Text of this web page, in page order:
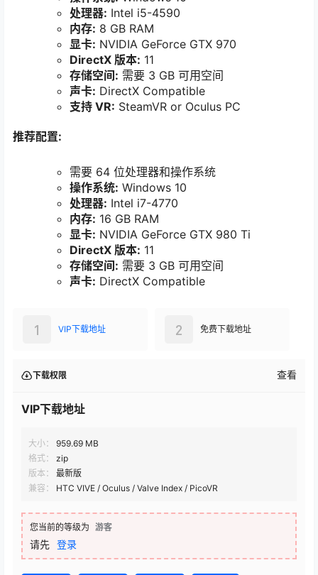
处理器: Intel i5-4590
内存: 8 GB RAM
显卡: NVIDIA GeForce GTX 970
DirectX 版本: 11
存储空间: 需要 3 GB 可用空间
声卡: DirectX Compatible
支持 VR: SteamVR or Oculus PC
推荐配置:
需要 64 位处理器和操作系统
操作系统: Windows 10
处理器: Intel i7-4770
内存: 16 GB RAM
显卡: NVIDIA GeForce GTX 980 Ti
DirectX 版本: 11
存储空间: 需要 3 GB 可用空间
声卡: DirectX Compatible
VIP下载地址
1 免费下载地址
2
下载权限 查看
VIP下载地址
大小：
959.69 MB
格式：
zip
版本：
最新版
兼容：
HTC VIVE / Oculus / Valve Index / PicoVR
您当前的等级为 游客
请先 登录